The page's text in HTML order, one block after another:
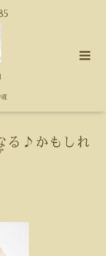
道
る♪かもしれ